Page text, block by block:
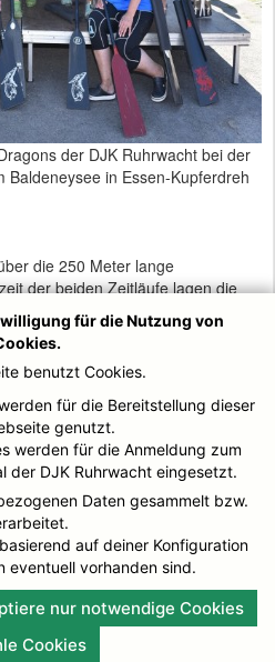
der DJK Ruhrwacht bei der
Baldeneysee in Essen-Kupferdreh
die 250 Meter lange
der beiden Zeitläufe lagen die
4 und qualifizierten sich für den
die schnellsten 8 Boote der
sich für das A Finale.
gefahren.
Boot der Leviathan Dragons direkt
und gab die
ab. Durch Addition der 2 Zeitläufe
es wäre der 1.Platz geworden. So
m Verfolgungsrennen an. Die
auch die Leviathan Dragons,
Hier erreichte man den 7.Platz.
für die Nutzung von
benutzt Cookies.
für die Bereitstellung dieser
genutzt.
werden für die Anmeldung zum
der DJK Ruhrwacht eingesetzt.
Daten gesammelt bzw.
auf deiner Konfiguration
eventuell vorhanden sind.
nur notwendige Cookies
Cookies